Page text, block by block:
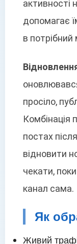
активності
допомагає
в
просіло,
Комбінація
постах
відновити
чекати,
канал сама.
Як
Живий